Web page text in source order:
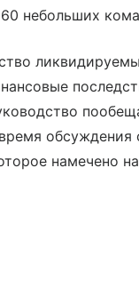
небольших
обсуждения
намечено